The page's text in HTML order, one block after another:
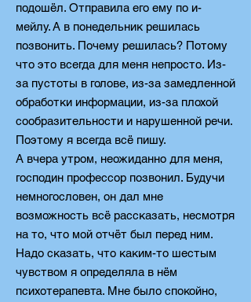
подошёл. Отправила его ему по и-
мейлу. А в понедельник решилась
позвонить. Почему решилась? Потому
что это всегда для меня непросто. Из-
за пустоты в голове, из-за замедленной
обработки информации, из-за плохой
сообразительности и нарушенной речи.
Поэтому я всегда всё пишу.
А вчера утром, неожиданно для меня,
господин профессор позвонил. Будучи
немногословен, он дал мне
возможность всё рассказать, несмотря
на то, что мой отчёт был перед ним.
Надо сказать, что каким-то шестым
чувством я определяла в нём
психотерапевта. Мне было спокойно,